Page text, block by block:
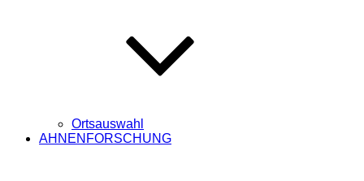
Ortsauswahl
AHNENFORSCHUNG